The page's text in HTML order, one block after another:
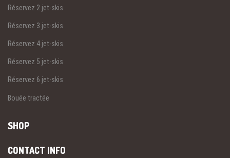
Réservez 2 jet-skis
Réservez 3 jet-skis
Réservez 4 jet-skis
Réservez 5 jet-skis
Réservez 6 jet-skis
Bouée tractée
SHOP
CONTACT INFO